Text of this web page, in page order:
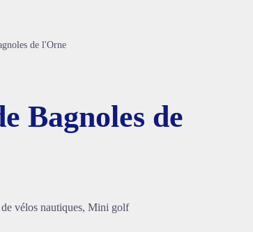
de l'Orne
Bagnoles de
vélos nautiques, Mini golf